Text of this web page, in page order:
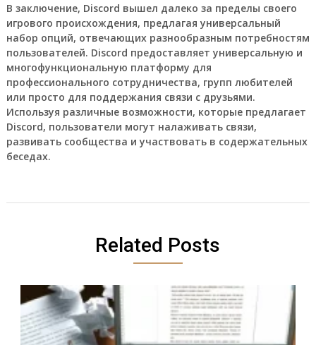
В заключение, Discord вышел далеко за пределы своего
игрового происхождения, предлагая универсальный
набор опций, отвечающих разнообразным потребностям
пользователей. Discord предоставляет универсальную и
многофункциональную платформу для
профессионального сотрудничества, групп любителей
или просто для поддержания связи с друзьями.
Используя различные возможности, которые предлагает
Discord, пользователи могут налаживать связи,
развивать сообщества и участвовать в содержательных
беседах.
Related Posts